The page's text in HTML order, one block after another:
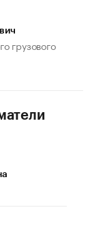
Как живет глава
Маск в
рост доходов
грузового